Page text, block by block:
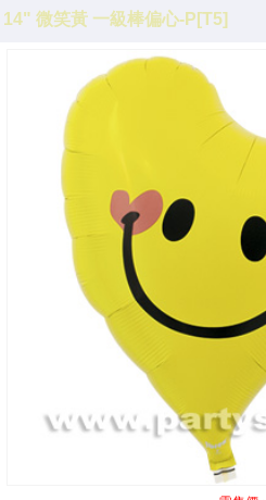
14" 微笑黃 一級棒偏心-P[T5]